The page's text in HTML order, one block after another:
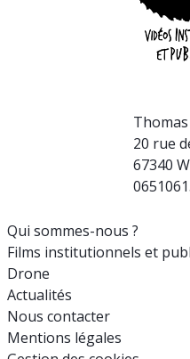
20 rue
67340
Qui sommes-nous ?
Films institutionnels et
Drone
Actualités
Nous contacter
Mentions légales